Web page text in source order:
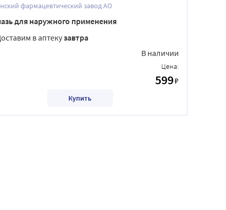
фармацевтический завод АО
для наружного применения
в аптекузавтра
В наличии
Цена:
599₽
Купить